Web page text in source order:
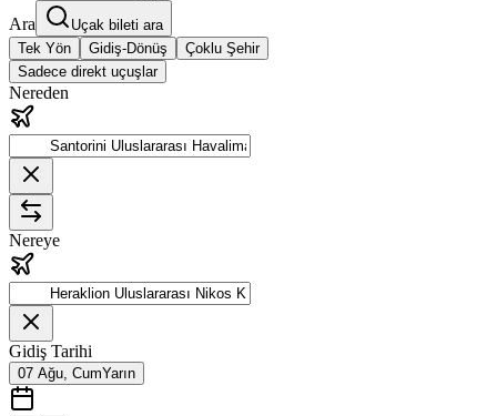
Ara
Uçak bileti ara
Tek Yön
Gidiş-Dönüş
Çoklu Şehir
Sadece direkt uçuşlar
Nereden
Nereye
Gidiş Tarihi
07 Ağu, CumYarın